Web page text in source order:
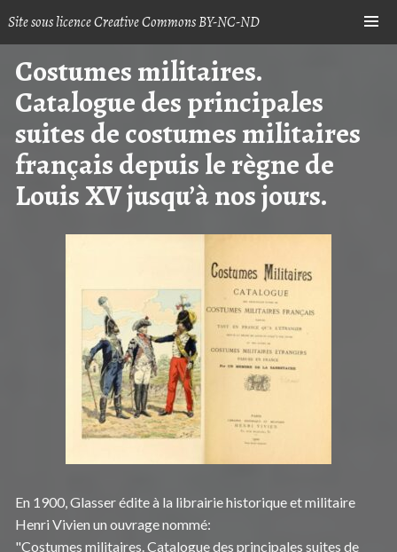
to
Site sous licence Creative Commons BY-NC-ND
Costumes militaires.
Catalogue des principales
suites de costumes militaires
français depuis le règne de
Louis XV jusqu’à nos jours.
En 1900, Glasser édite à la librairie historique et militaire
Henri Vivien un ouvrage nommé:
"Costumes militaires. Catalogue des principales suites de